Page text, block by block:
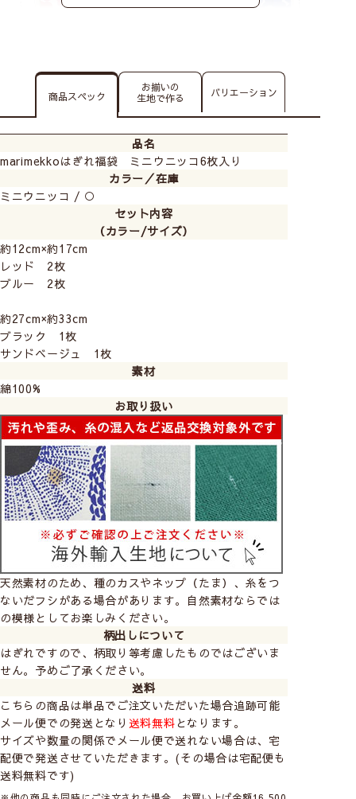
使い方はアイデア次第で無限大★
コースターやマウスパッドなど、小さい雑貨の手作り
におすすめです。
商品スペック
お揃いの
生地で作る
バリエーション
品名
marimekkoはぎれ福袋 ミニウニッコ6枚入り
カラー／在庫
ミニウニッコ / ○
セット内容
（カラー/サイズ）
約12cm×約17cm
レッド 2枚
ブルー 2枚
約27cm×約33cm
ブラック 1枚
サンドベージュ 1枚
素材
綿100%
お取り扱い
天然素材のため、種のカスやネップ（たま）、糸をつ
ないだフシがある場合があります。自然素材ならでは
の模様としてお楽しみください。
柄出しについて
はぎれですので、柄取り等考慮したものではございま
せん。予めご了承ください。
送料
こちらの商品は単品でご注文いただいた場合追跡可能
メール便での発送となり 送料無料となります。
サイズや数量の関係でメール便で送れない場合は、宅
配便で発送させていただきます。(その場合は宅配便も
送料無料です)